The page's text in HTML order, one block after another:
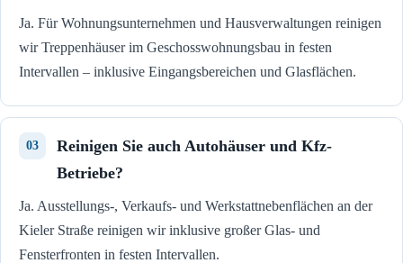
Ja. Für Wohnungsunternehmen und Hausverwaltungen reinigen
wir Treppenhäuser im Geschosswohnungsbau in festen
Intervallen – inklusive Eingangsbereichen und Glasflächen.
Reinigen Sie auch Autohäuser und Kfz-
Betriebe?
Ja. Ausstellungs-, Verkaufs- und Werkstattnebenflächen an der
Kieler Straße reinigen wir inklusive großer Glas- und
Fensterfronten in festen Intervallen.